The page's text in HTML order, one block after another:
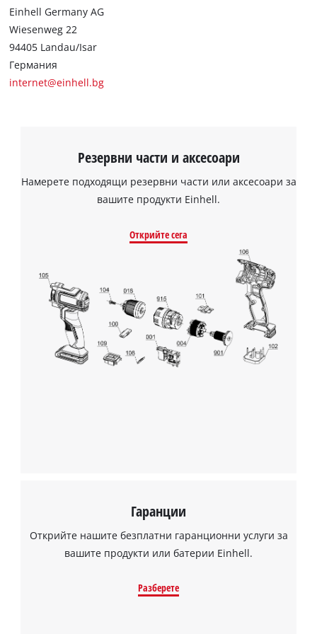
Einhell Germany AG
Wiesenweg 22
94405 Landau/Isar
Германия
internet@einhell.bg
Резервни части и аксесоари
Намерете подходящи резервни части или аксесоари за
вашите продукти Einhell.
Открийте сега
Гаранции
Открийте нашите безплатни гаранционни услуги за
вашите продукти или батерии Einhell.
Разберете